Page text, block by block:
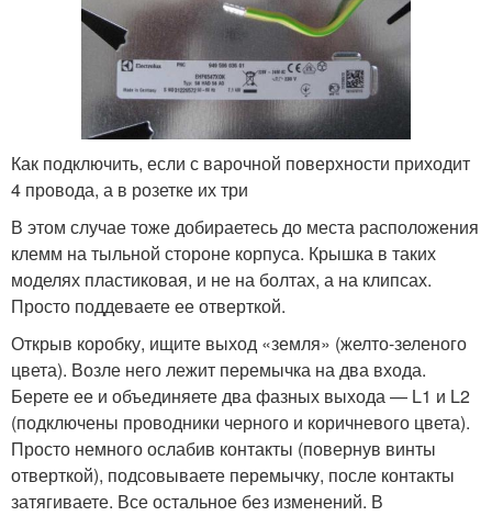
Как подключить, если с варочной поверхности приходит
4 провода, а в розетке их три
В этом случае тоже добираетесь до места расположения
клемм на тыльной стороне корпуса. Крышка в таких
моделях пластиковая, и не на болтах, а на клипсах.
Просто поддеваете ее отверткой.
Открыв коробку, ищите выход «земля» (желто-зеленого
цвета). Возле него лежит перемычка на два входа.
Берете ее и объединяете два фазных выхода — L1 и L2
(подключены проводники черного и коричневого цвета).
Просто немного ослабив контакты (повернув винты
отверткой), подсовываете перемычку, после контакты
затягиваете. Все остальное без изменений. В